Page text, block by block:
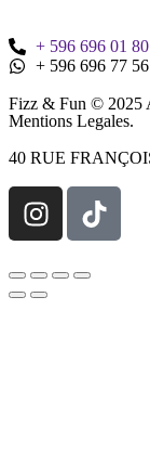
+ 596 696 01
+ 596 696 77
Fizz & Fun © 2025
Mentions Legales.
40 RUE